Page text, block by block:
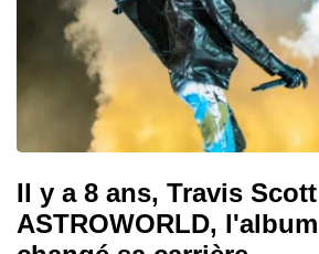
Il y a 8 ans, Travis
ASTROWORLD,